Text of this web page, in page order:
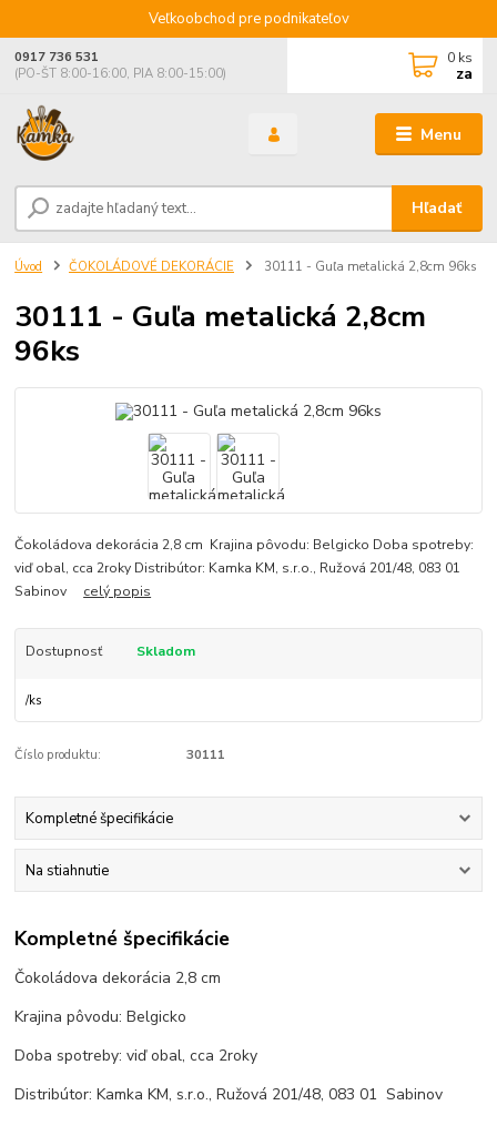
Veľkoobchod pre podnikateľov
Menu
Hľadať
0917 736 531
(PO-ŠT 8:00-16:00, PIA 8:00-15:00)
0 ks
za
Úvod ČOKOLÁDOVÉ DEKORÁCIE 30111 - Guľa metalická 2,8cm 96ks
30111 - Guľa metalická 2,8cm
96ks
Čokoládova dekorácia 2,8 cm Krajina pôvodu: Belgicko Doba spotreby:
viď obal, cca 2roky Distribútor: Kamka KM, s.r.o., Ružová 201/48, 083 01
Sabinov celý popis
Dostupnosť Skladom
/ks
Číslo produktu: 30111
Kompletné špecifikácie
Na stiahnutie
Kompletné špecifikácie
Čokoládova dekorácia 2,8 cm
Krajina pôvodu: Belgicko
Doba spotreby: viď obal, cca 2roky
Distribútor: Kamka KM, s.r.o., Ružová 201/48, 083 01 Sabinov